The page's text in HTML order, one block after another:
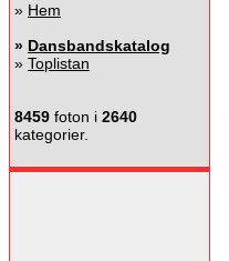
» Hem
» Dansbandskatalog
» Toplistan
8459 foton i 2640
kategorier.